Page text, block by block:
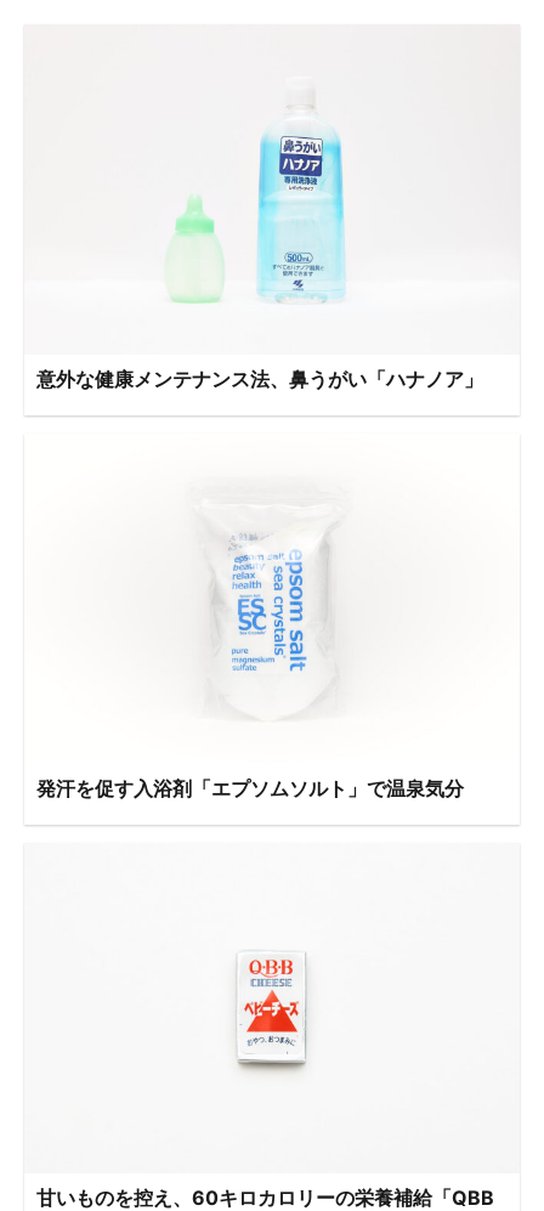
意外な健康メンテナンス法、鼻うがい「ハナノア」
発汗を促す入浴剤「エプソムソルト」で温泉気分
甘いものを控え、60キロカロリーの栄養補給「QBB